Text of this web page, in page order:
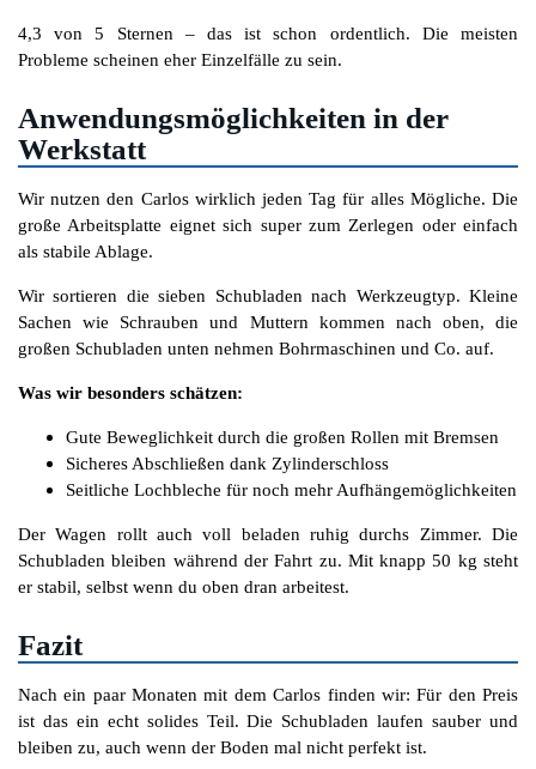
4,3 von 5 Sternen – das ist schon ordentlich. Die meisten
Probleme scheinen eher Einzelfälle zu sein.
Anwendungsmöglichkeiten in der
Werkstatt
Wir nutzen den Carlos wirklich jeden Tag für alles Mögliche. Die
große Arbeitsplatte eignet sich super zum Zerlegen oder einfach
als stabile Ablage.
Wir sortieren die sieben Schubladen nach Werkzeugtyp. Kleine
Sachen wie Schrauben und Muttern kommen nach oben, die
großen Schubladen unten nehmen Bohrmaschinen und Co. auf.
Was wir besonders schätzen:
Gute Beweglichkeit durch die großen Rollen mit Bremsen
Sicheres Abschließen dank Zylinderschloss
Seitliche Lochbleche für noch mehr Aufhängemöglichkeiten
Der Wagen rollt auch voll beladen ruhig durchs Zimmer. Die
Schubladen bleiben während der Fahrt zu. Mit knapp 50 kg steht
er stabil, selbst wenn du oben dran arbeitest.
Fazit
Nach ein paar Monaten mit dem Carlos finden wir: Für den Preis
ist das ein echt solides Teil. Die Schubladen laufen sauber und
bleiben zu, auch wenn der Boden mal nicht perfekt ist.